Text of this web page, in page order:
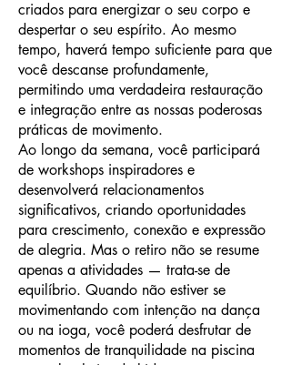
criados para energizar o seu corpo e
despertar o seu espírito. Ao mesmo
tempo, haverá tempo suficiente para que
você descanse profundamente,
permitindo uma verdadeira restauração
e integração entre as nossas poderosas
práticas de movimento.
Ao longo da semana, você participará
de workshops inspiradores e
desenvolverá relacionamentos
significativos, criando oportunidades
para crescimento, conexão e expressão
de alegria. Mas o retiro não se resume
apenas a atividades — trata-se de
equilíbrio. Quando não estiver se
movimentando com intenção na dança
ou na ioga, você poderá desfrutar de
momentos de tranquilidade na piscina